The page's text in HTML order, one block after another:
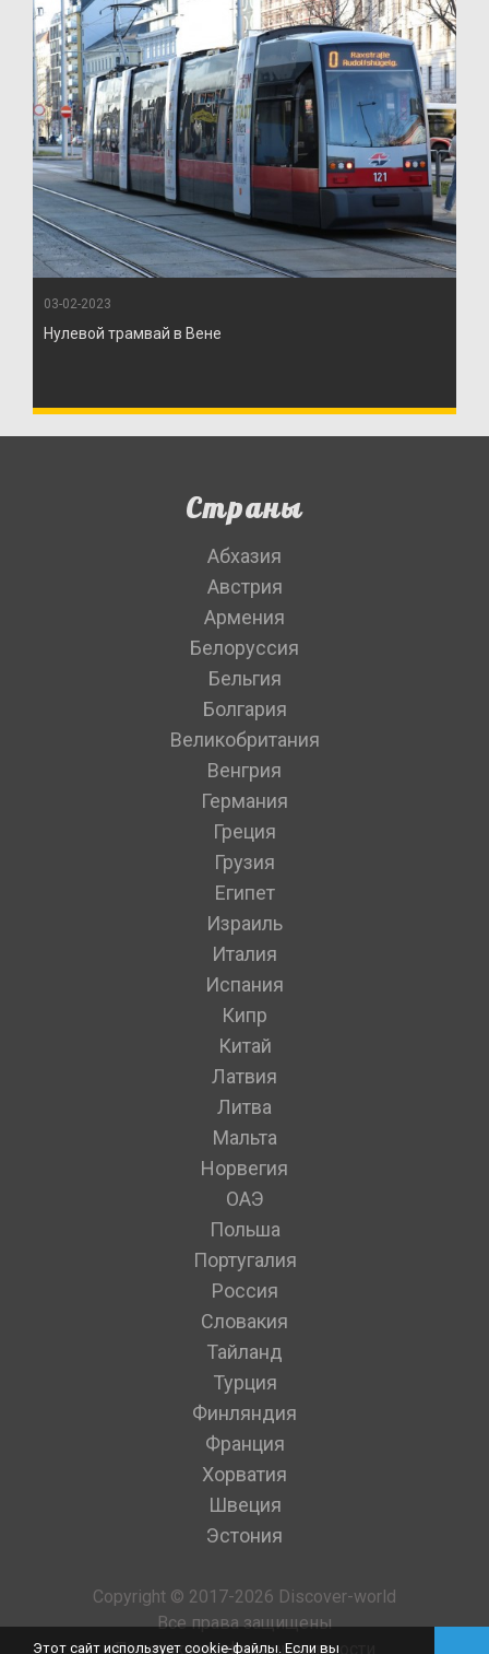
03-02-2023
Нулевой трамвай в Вене
Страны
Абхазия
Австрия
Армения
Белоруссия
Бельгия
Болгария
Великобритания
Венгрия
Германия
Греция
Грузия
Египет
Израиль
Италия
Испания
Кипр
Китай
Латвия
Литва
Мальта
Норвегия
ОАЭ
Польша
Португалия
Россия
Словакия
Тайланд
Турция
Финляндия
Франция
Хорватия
Швеция
Эстония
Copyright © 2017-2026 Discover-world
Все права защищены
Политика конфиденциальности
Этот сайт использует cookie-файлы. Если вы